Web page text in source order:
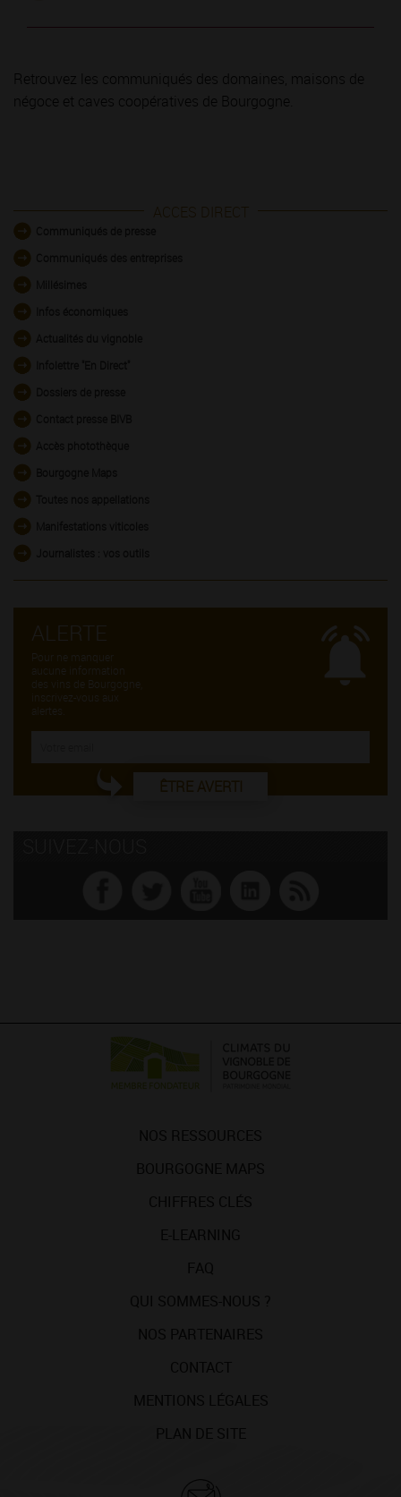
Retrouvez les communiqués des domaines, maisons de
négoce et caves coopératives de Bourgogne.
ACCES DIRECT
ALERTE
Pour ne manquer
aucune information
des vins de Bourgogne,
inscrivez-vous aux
alertes.
ÊTRE AVERTI